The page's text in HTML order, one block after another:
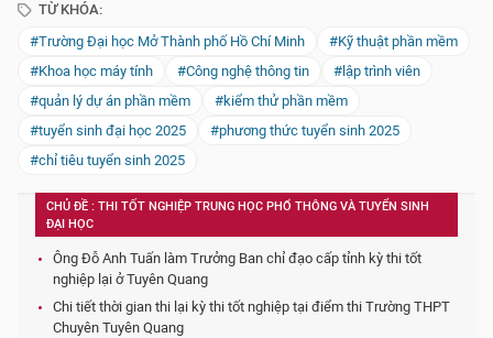
TỪ KHÓA:
#Trường Đại học Mở Thành phố Hồ Chí Minh
#Kỹ thuật phần mềm
#Khoa học máy tính
#Công nghệ thông tin
#lập trình viên
#quản lý dự án phần mềm
#kiểm thử phần mềm
#tuyển sinh đại học 2025
#phương thức tuyển sinh 2025
#chỉ tiêu tuyển sinh 2025
CHỦ ĐỀ : THI TỐT NGHIỆP TRUNG HỌC PHỔ THÔNG VÀ TUYỂN SINH
ĐẠI HỌC
Ông Đỗ Anh Tuấn làm Trưởng Ban chỉ đạo cấp tỉnh kỳ thi tốt
nghiệp lại ở Tuyên Quang
Chi tiết thời gian thi lại kỳ thi tốt nghiệp tại điểm thi Trường THPT
Chuyên Tuyên Quang